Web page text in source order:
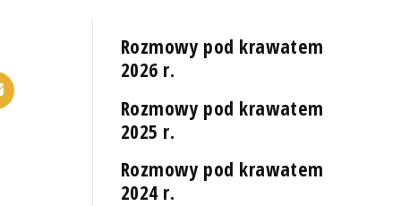
Rozmowy pod krawatem
2026 r.
Rozmowy pod krawatem
2025 r.
Rozmowy pod krawatem
2024 r.